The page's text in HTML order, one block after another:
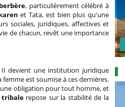
, particulièrement célébré à
et Tata, est bien plus qu'une
sociales, juridiques, affectives et
de chacun, revêt une importance
Il devient une institution juridique
est soumise à ces dernières.
obligation pour tout homme, et
tribalerepose sur la stabilité de la